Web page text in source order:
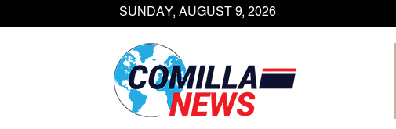
SUNDAY, AUGUST 9, 2026